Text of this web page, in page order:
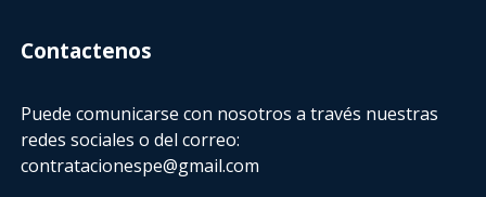
Contactenos
Puede comunicarse con nosotros a través nuestras
redes sociales o del correo:
contratacionespe@gmail.com